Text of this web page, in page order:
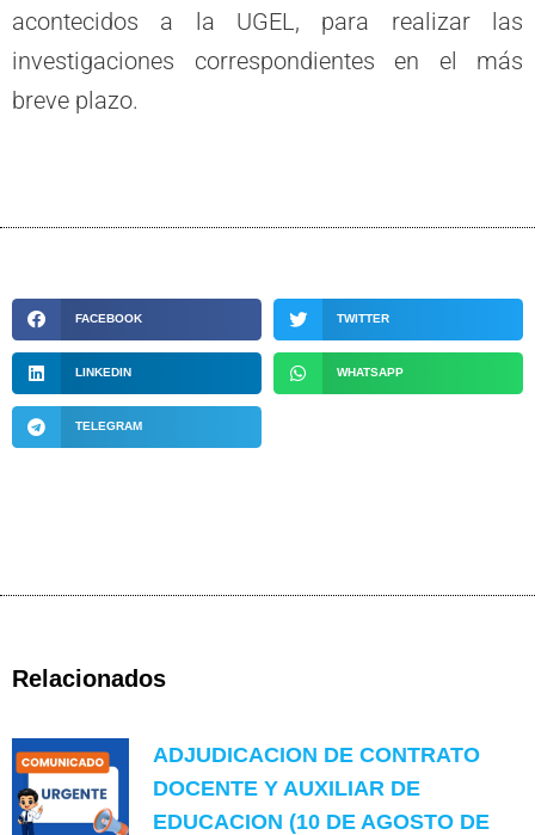
acontecidos a la UGEL, para realizar las
investigaciones correspondientes en el más
breve plazo.
FACEBOOK TWITTER
LINKEDIN WHATSAPP
TELEGRAM
Relacionados
ADJUDICACION DE CONTRATO
DOCENTE Y AUXILIAR DE
EDUCACION (10 DE AGOSTO DE